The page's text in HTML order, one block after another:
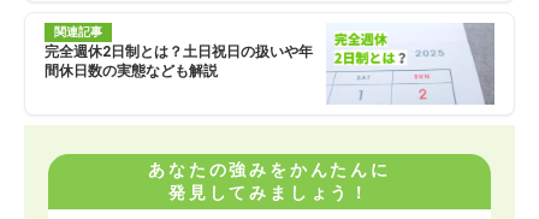
関連記事
完全週休2日制とは？土日祝日の扱いや年
間休日数の実態なども解説
あなたの強みをかんたんに
発見してみましょう！